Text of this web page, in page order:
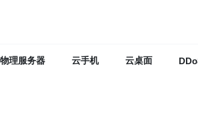
物理服务器 云手机 云桌面